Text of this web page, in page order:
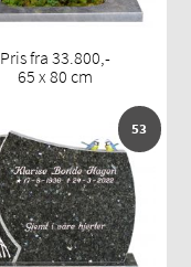
Pris fra 33.800,-
65 x 80 cm
53